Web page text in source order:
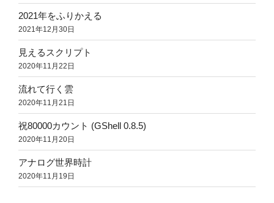
2021年をふりかえる
2021年12月30日
見えるスクリプト
2020年11月22日
流れて行く雲
2020年11月21日
祝80000カウント (GShell 0.8.5)
2020年11月20日
アナログ世界時計
2020年11月19日